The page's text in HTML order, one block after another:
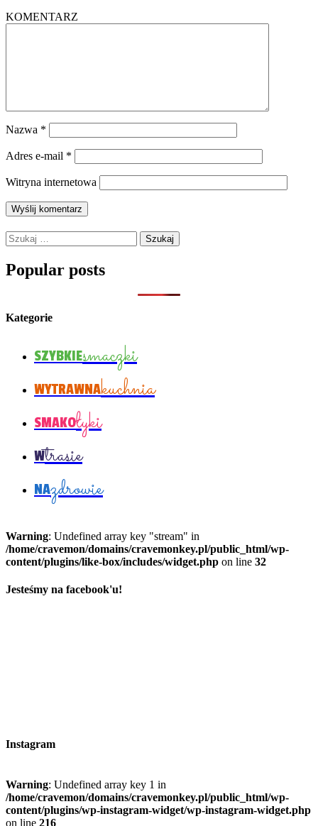
KOMENTARZ
Nazwa *
Adres e-mail *
Witryna internetowa
Szukaj:
Popular posts
Kategorie
SZYBKIEsmaczki
WYTRAWNAkuchnia
SMAKOłyki
Wtrasie
NAzdrowie
Warning: Undefined array key "stream" in
/home/cravemon/domains/cravemonkey.pl/public_html/wp-
content/plugins/like-box/includes/widget.php on line 32
Jesteśmy na facebook'u!
Instagram
Warning: Undefined array key 1 in
/home/cravemon/domains/cravemonkey.pl/public_html/wp-
content/plugins/wp-instagram-widget/wp-instagram-widget.php
on line 216